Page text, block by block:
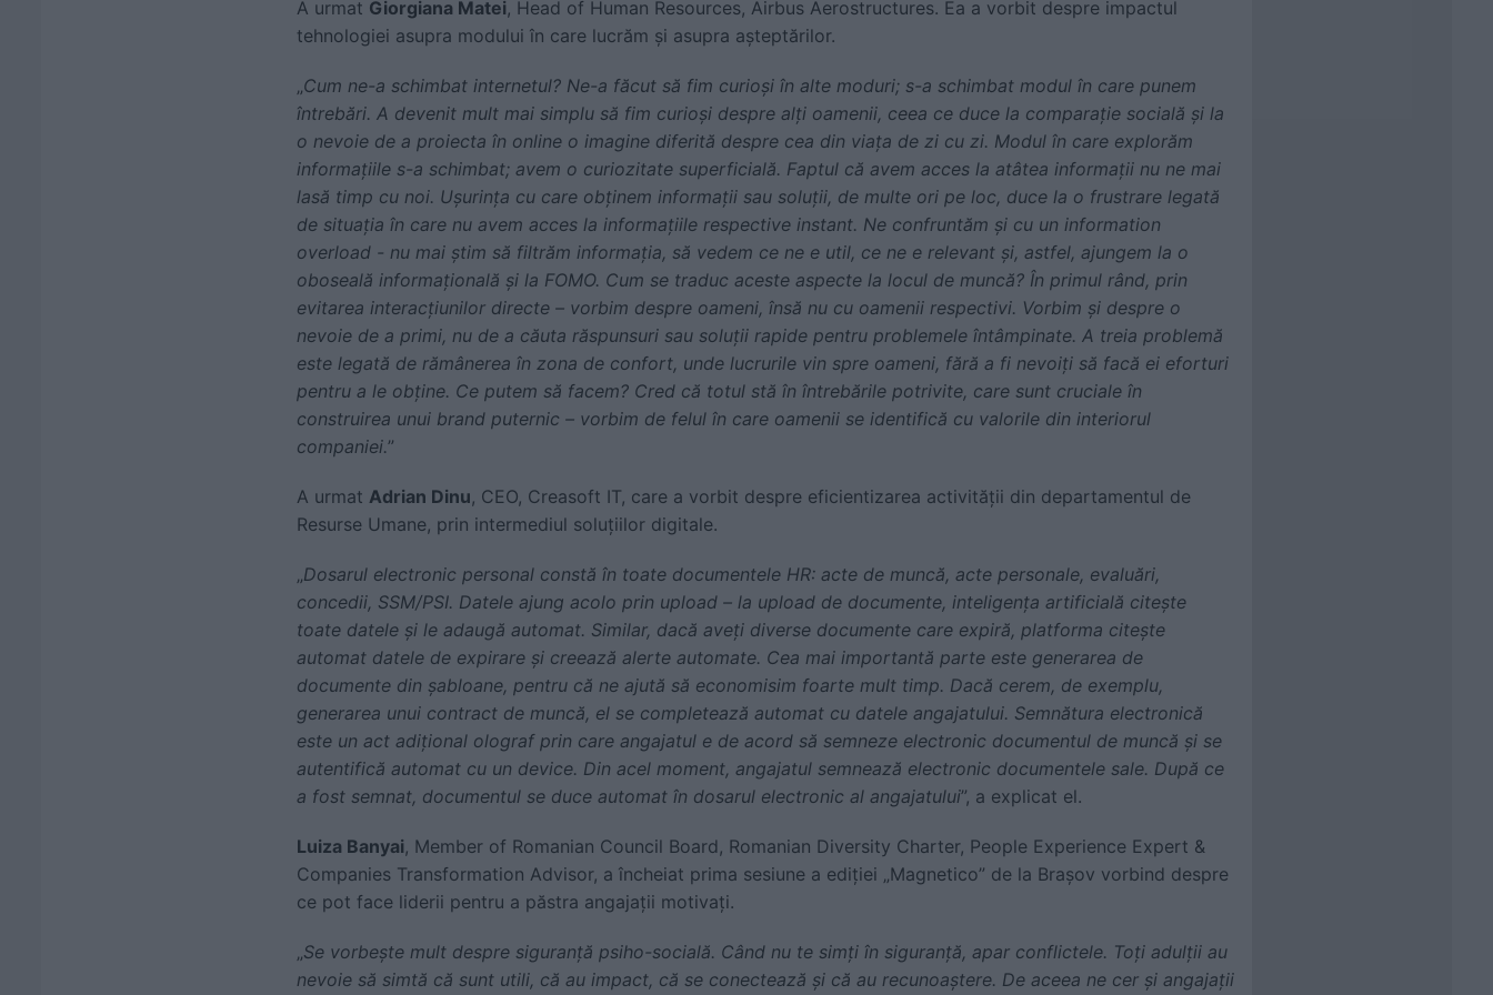
A urmat Giorgiana Matei, Head of Human Resources, Airbus Aerostructures. Ea a vorbit despre impactul
tehnologiei asupra modului în care lucrăm și asupra așteptărilor.
„Cum ne-a schimbat internetul? Ne-a făcut să fim curioși în alte moduri; s-a schimbat modul în care punem
întrebări. A devenit mult mai simplu să fim curioși despre alți oamenii, ceea ce duce la comparație socială și la
o nevoie de a proiecta în online o imagine diferită despre cea din viața de zi cu zi. Modul în care explorăm
informațiile s-a schimbat; avem o curiozitate superficială. Faptul că avem acces la atâtea informații nu ne mai
lasă timp cu noi. Ușurința cu care obținem informații sau soluții, de multe ori pe loc, duce la o frustrare legată
de situația în care nu avem acces la informațiile respective instant. Ne confruntăm și cu un information
overload - nu mai știm să filtrăm informația, să vedem ce ne e util, ce ne e relevant și, astfel, ajungem la o
oboseală informațională și la FOMO. Cum se traduc aceste aspecte la locul de muncă? În primul rând, prin
evitarea interacțiunilor directe – vorbim despre oameni, însă nu cu oamenii respectivi. Vorbim și despre o
nevoie de a primi, nu de a căuta răspunsuri sau soluții rapide pentru problemele întâmpinate. A treia problemă
este legată de rămânerea în zona de confort, unde lucrurile vin spre oameni, fără a fi nevoiți să facă ei eforturi
pentru a le obține. Ce putem să facem? Cred că totul stă în întrebările potrivite, care sunt cruciale în
construirea unui brand puternic – vorbim de felul în care oamenii se identifică cu valorile din interiorul
companiei.”
A urmat Adrian Dinu, CEO, Creasoft IT, care a vorbit despre eficientizarea activității din departamentul de
Resurse Umane, prin intermediul soluțiilor digitale.
„Dosarul electronic personal constă în toate documentele HR: acte de muncă, acte personale, evaluări,
concedii, SSM/PSI. Datele ajung acolo prin upload – la upload de documente, inteligența artificială citește
toate datele și le adaugă automat. Similar, dacă aveți diverse documente care expiră, platforma citește
automat datele de expirare și creează alerte automate. Cea mai importantă parte este generarea de
documente din șabloane, pentru că ne ajută să economisim foarte mult timp. Dacă cerem, de exemplu,
generarea unui contract de muncă, el se completează automat cu datele angajatului. Semnătura electronică
este un act adițional olograf prin care angajatul e de acord să semneze electronic documentul de muncă și se
autentifică automat cu un device. Din acel moment, angajatul semnează electronic documentele sale. După ce
a fost semnat, documentul se duce automat în dosarul electronic al angajatului”, a explicat el.
Luiza Banyai, Member of Romanian Council Board, Romanian Diversity Charter, People Experience Expert &
Companies Transformation Advisor, a încheiat prima sesiune a ediției „Magnetico” de la Brașov vorbind despre
ce pot face liderii pentru a păstra angajații motivați.
„Se vorbește mult despre siguranță psiho-socială. Când nu te simți în siguranță, apar conflictele. Toți adulții au
nevoie să simtă că sunt utili, că au impact, că se conectează și că au recunoaștere. De aceea ne cer și angajații